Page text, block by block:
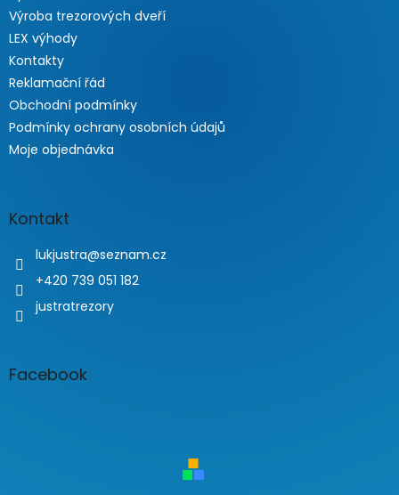
Výroba trezorových dveří
LEX výhody
Kontakty
Reklamační řád
Obchodní podmínky
Podmínky ochrany osobních údajů
Moje objednávka
Kontakt
lukjustra@seznam.cz
+420 739 051 182
justratrezory
Facebook